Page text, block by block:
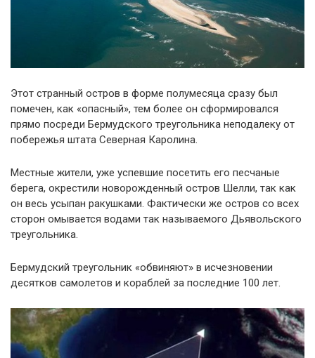
Этот странный остров в форме полумесяца сразу был
помечен, как «опасный», тем более он сформировался
прямо посреди Бермудского треугольника неподалеку от
побережья штата Северная Каролина.
Местные жители, уже успевшие посетить его песчаные
берега, окрестили новорожденный остров Шелли, так как
он весь усыпан ракушками. Фактически же остров со всех
сторон омывается водами так называемого Дьявольского
треугольника.
Бермудский треугольник «обвиняют» в исчезновении
десятков самолетов и кораблей за последние 100 лет.